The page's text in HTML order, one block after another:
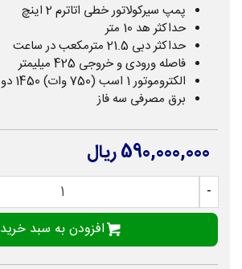
پمپ سیرکولاتور خطی اتاترم 2 اینچ
حداکثر هد 10 متر
حداکثر دبی 21.5 مترمکعب در ساعت
فاصله ورودی و خروجی 425 میلیمتر
الکتروموتور 1 اسب (750 وات) 1450 دور
برق مصرفی سه فاز
590,000,000 ریال
-
افزودن به سبد خرید